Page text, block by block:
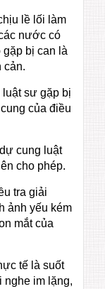
lề lối làm
nước có
bị can là
cản.
luật sư gặp bị
của điều
cung luật
cho phép.
tra giải
ảnh yếu kém
mắt của
tế là suốt
nghe im lặng,